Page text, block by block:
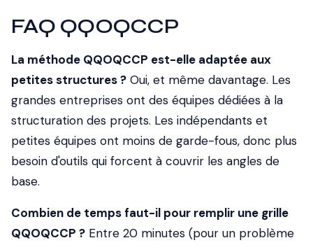
FAQ QQOQCCP
La méthode QQOQCCP est-elle adaptée aux
petites structures ? Oui, et même davantage. Les
grandes entreprises ont des équipes dédiées à la
structuration des projets. Les indépendants et
petites équipes ont moins de garde-fous, donc plus
besoin d'outils qui forcent à couvrir les angles de
base.
Combien de temps faut-il pour remplir une grille
QQOQCCP ? Entre 20 minutes (pour un problème